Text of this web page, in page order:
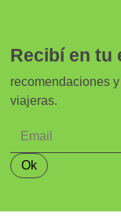
Recibí en tu
recomendaciones
viajeras.
Ok